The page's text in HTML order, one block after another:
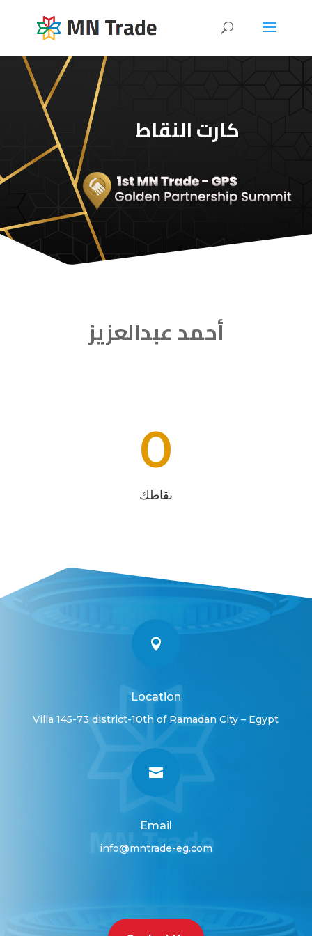
كارت النقاط
أحمد عبدالعزيز
0
نقاطك

Location
Villa 145-73 district-10th of Ramadan City – Egypt

Email
info@mntrade-eg.com